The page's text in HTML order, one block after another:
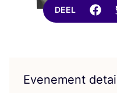
DEEL
Evenement